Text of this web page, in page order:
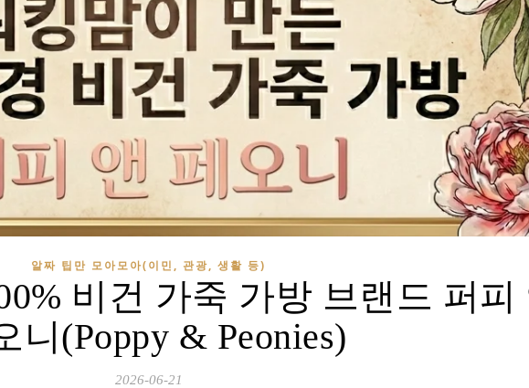
알짜 팁만 모아모아(이민, 관광, 생활 등)
비건 가죽 가방 브랜드 퍼피
니(Poppy & Peonies)
2026-06-21